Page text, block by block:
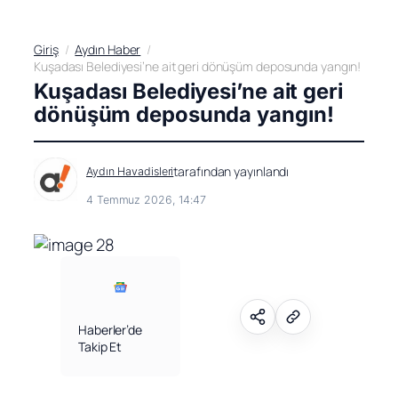
Giriş
Aydın Haber
Kuşadası Belediyesi’ne ait geri dönüşüm deposunda yangın!
Kuşadası Belediyesi’ne ait geri
dönüşüm deposunda yangın!
Aydın Havadisleritarafından yayınlandı
4 Temmuz 2026, 14:47
Haberler’de
Takip Et